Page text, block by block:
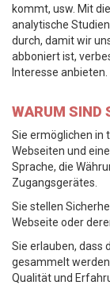
kommt, usw. Mit
analytische
durch, damit wir
abboniert ist,
Interesse anbieten.
WARUM SIND
Sie ermöglichen in
Webseiten und
Sprache, die
Zugangsgerätes.
Sie stellen
Webseite oder
Sie erlauben, dass
gesammelt
Qualität und